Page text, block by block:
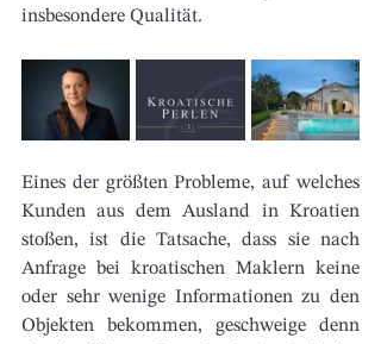
insbesondere Qualität.
Eines der größten Probleme, auf welches
Kunden aus dem Ausland in Kroatien
stoßen, ist die Tatsache, dass sie nach
Anfrage bei kroatischen Maklern keine
oder sehr wenige Informationen zu den
Objekten bekommen, geschweige denn